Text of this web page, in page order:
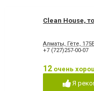
Clean House,
Алматы, Гёте,
+7 (727)257-00-07
12 очень
Я